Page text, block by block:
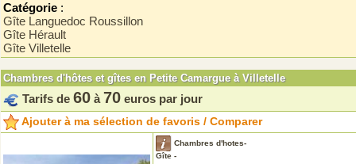
Catégorie :
Gîte Languedoc Roussillon
Gîte Hérault
Gîte Villetelle
Chambres d'hôtes et gîtes en Petite Camargue à Villetelle
Tarifs de 60 à 70 euros par jour
Ajouter à ma sélection de favoris / Comparer
Chambres d'hotes-
Gîte -